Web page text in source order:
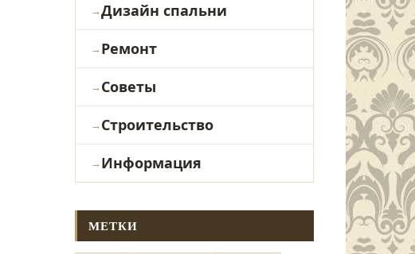
Дизайн спальни
Ремонт
Советы
Строительство
Информация
МЕТКИ